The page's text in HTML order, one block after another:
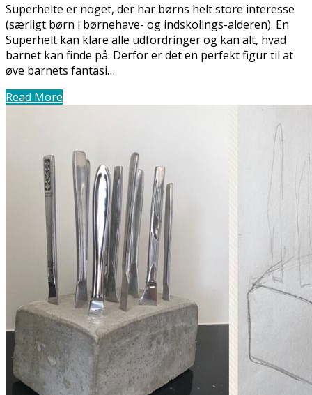
Superhelte er noget, der har børns helt store interesse
(særligt børn i børnehave- og indskolings-alderen). En
Superhelt kan klare alle udfordringer og kan alt, hvad
barnet kan finde på. Derfor er det en perfekt figur til at
øve barnets fantasi…
Read More